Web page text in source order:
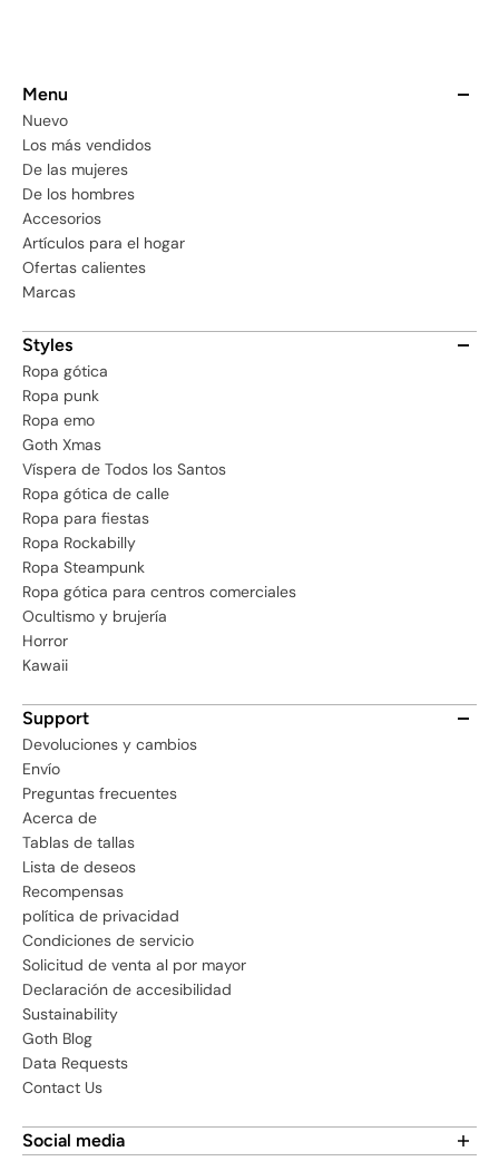
Menu
Nuevo
Los más vendidos
De las mujeres
De los hombres
Accesorios
Artículos para el hogar
Ofertas calientes
Marcas
Styles
Ropa gótica
Ropa punk
Ropa emo
Goth Xmas
Víspera de Todos los Santos
Ropa gótica de calle
Ropa para fiestas
Ropa Rockabilly
Ropa Steampunk
Ropa gótica para centros comerciales
Ocultismo y brujería
Horror
Kawaii
Support
Devoluciones y cambios
Envío
Preguntas frecuentes
Acerca de
Tablas de tallas
Lista de deseos
Recompensas
política de privacidad
Condiciones de servicio
Solicitud de venta al por mayor
Declaración de accesibilidad
Sustainability
Goth Blog
Data Requests
Contact Us
Social media